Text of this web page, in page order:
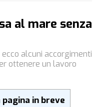
al mare senza
alcuni accorgimenti
ottenere un lavoro
in breve